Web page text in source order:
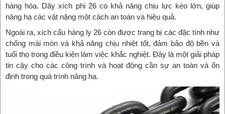
hàng hóa. Dây xích phi 26 có khả năng chịu lực kéo lớn, giúp
nâng hạ các vật nặng một cách an toàn và hiệu quả.
Ngoài ra, xích cẩu hàng ly 26 còn được trang bị các đặc tính như
chống mài mòn và khả năng chịu nhiệt tốt, đảm bảo độ bền và
tuổi thọ trong điều kiện làm việc khắc nghiệt. Đây là một giải pháp
tin cậy cho các công trình và hoạt động cần sự an toàn và ổn
định trong quá trình nâng hạ.